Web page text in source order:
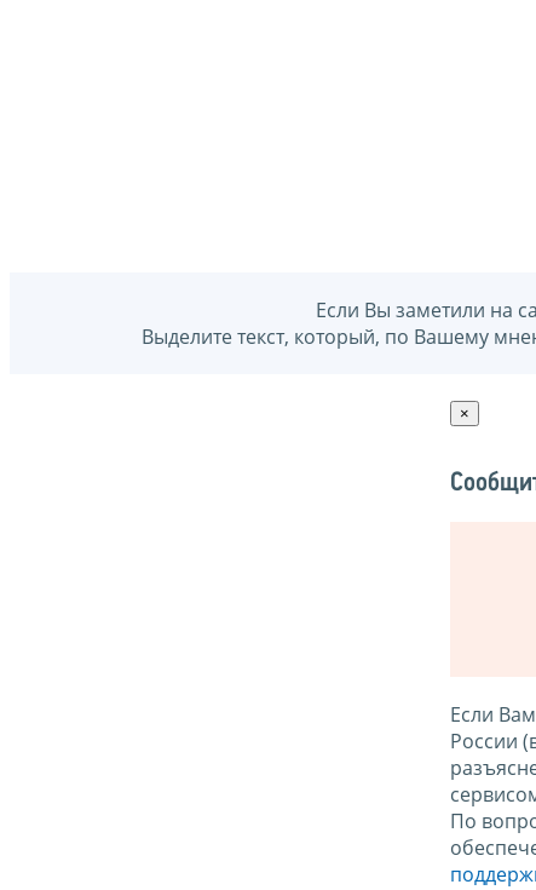
Если Вы заметили на
Выделите текст, который, по Вашему
×
Если
России
По